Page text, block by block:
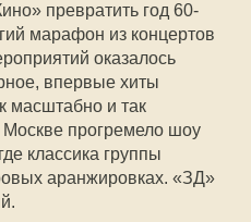
превратить год 60-
марафон из концертов
оказалось
впервые хиты
масштабно и так
прогремело шоу
классика группы
аранжировках. «ЗД»